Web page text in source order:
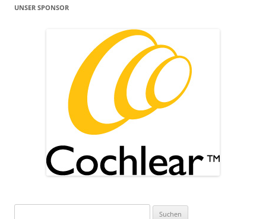
UNSER SPONSOR